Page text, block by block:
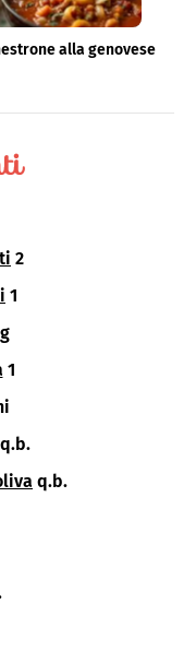
alla genovese
2
1
1
q.b.
q.b.